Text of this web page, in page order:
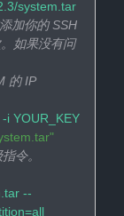
加你的 SSH
如果没有问
的 IP
i YOUR_KEY
令。
--